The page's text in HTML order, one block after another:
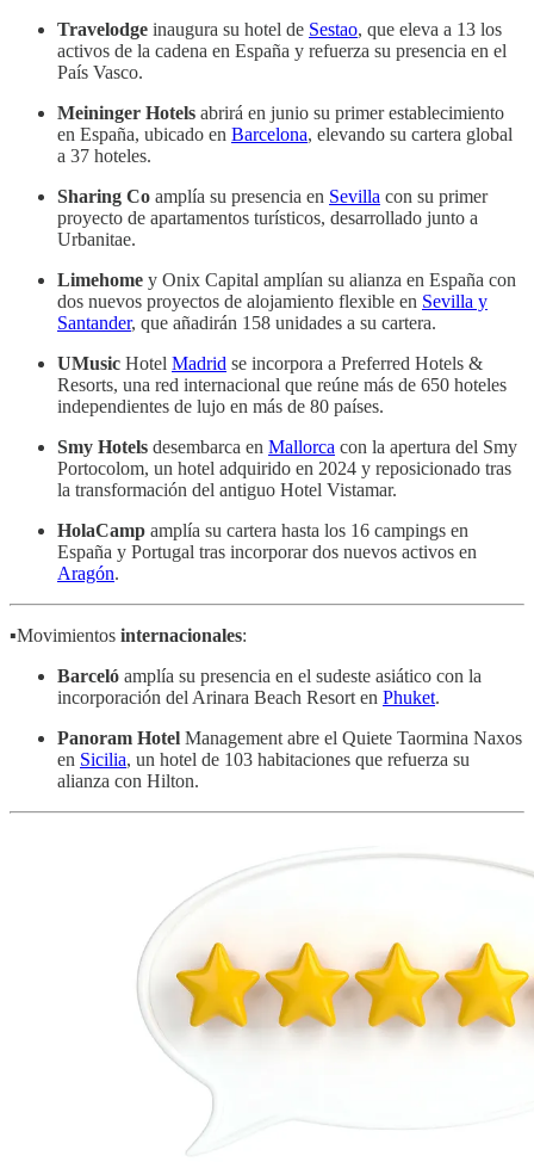
Travelodge inaugura su hotel de Sestao, que eleva a 13 los
activos de la cadena en España y refuerza su presencia en el
País Vasco.
Meininger Hotels abrirá en junio su primer establecimiento
en España, ubicado en Barcelona, elevando su cartera global
a 37 hoteles.
Sharing Co amplía su presencia en Sevilla con su primer
proyecto de apartamentos turísticos, desarrollado junto a
Urbanitae.
Limehome y Onix Capital amplían su alianza en España con
dos nuevos proyectos de alojamiento flexible en Sevilla y
Santander, que añadirán 158 unidades a su cartera.
UMusic Hotel Madrid se incorpora a Preferred Hotels &
Resorts, una red internacional que reúne más de 650 hoteles
independientes de lujo en más de 80 países.
Smy Hotels desembarca en Mallorca con la apertura del Smy
Portocolom, un hotel adquirido en 2024 y reposicionado tras
la transformación del antiguo Hotel Vistamar.
HolaCamp amplía su cartera hasta los 16 campings en
España y Portugal tras incorporar dos nuevos activos en
Aragón.
▪️Movimientos internacionales:
Barceló amplía su presencia en el sudeste asiático con la
incorporación del Arinara Beach Resort en Phuket.
Panoram Hotel Management abre el Quiete Taormina Naxos
en Sicilia, un hotel de 103 habitaciones que refuerza su
alianza con Hilton.